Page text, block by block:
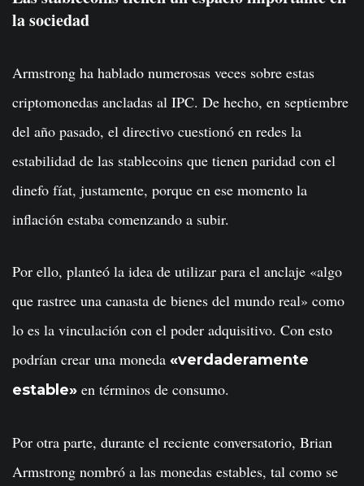
la sociedad
Armstrong ha hablado numerosas veces sobre estas
criptomonedas ancladas al IPC. De hecho, en septiembre
del año pasado, el directivo cuestionó en redes la
estabilidad de las stablecoins que tienen paridad con el
dinefo fíat, justamente, porque en ese momento la
inflación estaba comenzando a subir.
Por ello, planteó la idea de utilizar para el anclaje «algo
que rastree una canasta de bienes del mundo real» como
lo es la vinculación con el poder adquisitivo. Con esto
podrían crear una moneda «verdaderamente
estable» en términos de consumo.
Por otra parte, durante el reciente conversatorio, Brian
Armstrong nombró a las monedas estables, tal como se